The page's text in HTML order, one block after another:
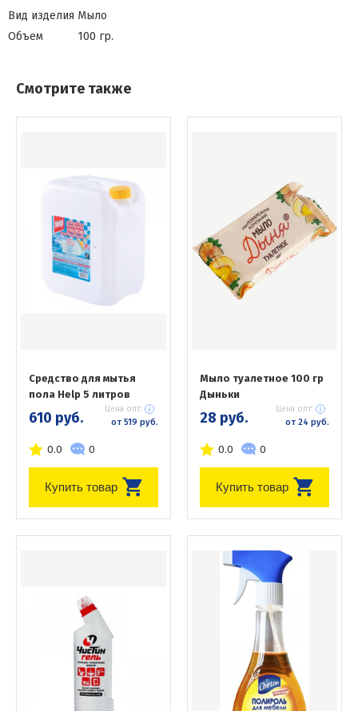
Вид изделия Мыло
Объем
100 гр.
Смотрите также
Средство для мытья
пола Help 5 литров
610 руб. Цена опт:
от 519 руб.
0.0 0
Купить товар
Мыло туалетное 100 гр
Дыньки
28 руб. Цена опт:
от 24 руб.
0.0 0
Купить товар